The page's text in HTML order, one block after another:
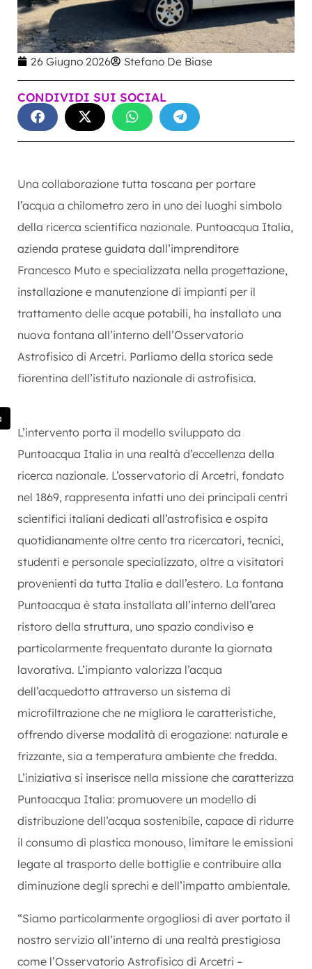
26 Giugno 2026 Stefano De Biase
CONDIVIDI SUI SOCIAL
Una collaborazione tutta toscana per portare
l’acqua a chilometro zero in uno dei luoghi simbolo
della ricerca scientifica nazionale. Puntoacqua Italia,
azienda pratese guidata dall’imprenditore
Francesco Muto e specializzata nella progettazione,
installazione e manutenzione di impianti per il
trattamento delle acque potabili, ha installato una
nuova fontana all’interno dell’Osservatorio
Astrofisico di Arcetri. Parliamo della storica sede
fiorentina dell’istituto nazionale di astrofisica.
L’intervento porta il modello sviluppato da
Puntoacqua Italia in una realtà d’eccellenza della
ricerca nazionale. L’osservatorio di Arcetri, fondato
nel 1869, rappresenta infatti uno dei principali centri
scientifici italiani dedicati all’astrofisica e ospita
quotidianamente oltre cento tra ricercatori, tecnici,
studenti e personale specializzato, oltre a visitatori
provenienti da tutta Italia e dall’estero. La fontana
Puntoacqua è stata installata all’interno dell’area
ristoro della struttura, uno spazio condiviso e
particolarmente frequentato durante la giornata
lavorativa. L’impianto valorizza l’acqua
dell’acquedotto attraverso un sistema di
microfiltrazione che ne migliora le caratteristiche,
offrendo diverse modalità di erogazione: naturale e
frizzante, sia a temperatura ambiente che fredda.
L’iniziativa si inserisce nella missione che caratterizza
Puntoacqua Italia: promuovere un modello di
distribuzione dell’acqua sostenibile, capace di ridurre
il consumo di plastica monouso, limitare le emissioni
legate al trasporto delle bottiglie e contribuire alla
diminuzione degli sprechi e dell’impatto ambientale.
“Siamo particolarmente orgogliosi di aver portato il
nostro servizio all’interno di una realtà prestigiosa
come l’Osservatorio Astrofisico di Arcetri –